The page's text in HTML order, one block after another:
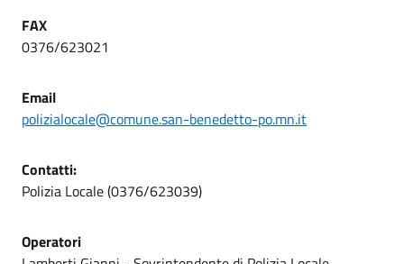
FAX
0376/623021
Email
polizialocale@comune.san-benedetto-po.mn.it
Contatti:
Polizia Locale (0376/623039)
Operatori